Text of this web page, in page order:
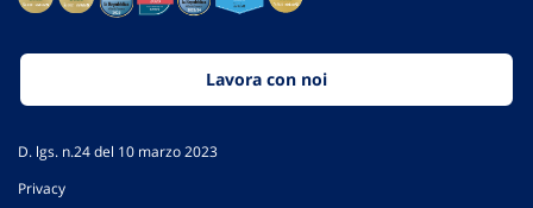
Lavora con noi
D. lgs. n.24 del 10 marzo 2023
Privacy